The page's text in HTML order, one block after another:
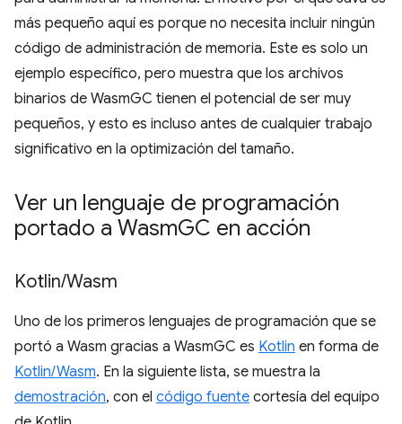
más pequeño aquí es porque no necesita incluir ningún
código de administración de memoria. Este es solo un
ejemplo específico, pero muestra que los archivos
binarios de WasmGC tienen el potencial de ser muy
pequeños, y esto es incluso antes de cualquier trabajo
significativo en la optimización del tamaño.
Ver un lenguaje de programación
portado a WasmGC en acción
Kotlin/Wasm
Uno de los primeros lenguajes de programación que se
portó a Wasm gracias a WasmGC es Kotlin en forma de
Kotlin/Wasm. En la siguiente lista, se muestra la
demostración, con el código fuente cortesía del equipo